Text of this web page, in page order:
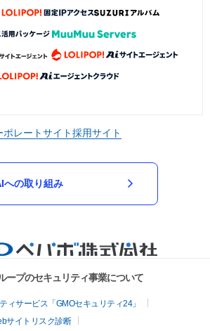
ポレートサイト採用サイト
への取り組み
ープのセキュリティ事業について
ィサービス「GMOセキュリティ24」
サイトリスク診断